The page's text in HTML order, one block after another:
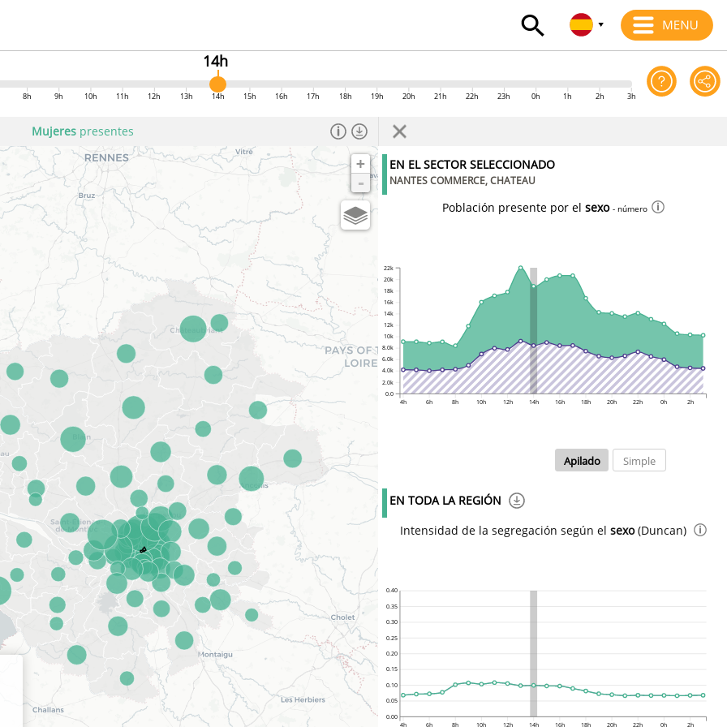
14h
8h 9h 10h 11h 12h 13h 14h 15h 16h 17h 18h 19h 20h 21h 22h 23h 0h 1h 2h 3h
Mujeres presentes
+
-
EN TODA LA REGIÓN
Intensidad de la segregación según el sexo(Duncan)
4h 6h 8h 10h 12h 14h 16h 18h 20h 22h 0h 2h
0.00
0.05
0.10
0.15
0.20
0.25
0.30
0.35
0.40
EN EL SECTOR SELECCIONADO
NANTES COMMERCE, CHATEAU
Población presente por el sexo - número
4h 6h 8h 10h 12h 14h 16h 18h 20h 22h 0h 2h
0.0
2.0k
4.0k
6.0k
8.0k
10k
12k
14k
16k
18k
20k
22k
Simple
Apilado